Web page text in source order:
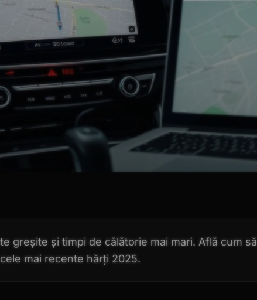
greșite și timpi de călătorie mai mari. Află cum să
mai recente hărți 2025.